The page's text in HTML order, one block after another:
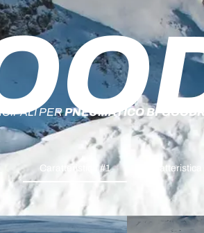
PERPNEUMATICO
Caratteristica #1 Caratteristica